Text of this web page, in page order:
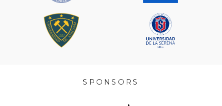
SPONSORS